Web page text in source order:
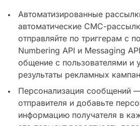
Автоматизированные
автоматические СМС-
отправляйте по триггерам с
Numbering API и Messaging
общение с пользователями и
результаты рекламных
Персонализация сообщений
отправителя и добавьте
информацию получателя в